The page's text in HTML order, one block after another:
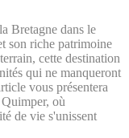
Bretagne dans le
son riche patrimoine
cette destination
qui ne manqueront
vous présentera
où
de vie s'unissent